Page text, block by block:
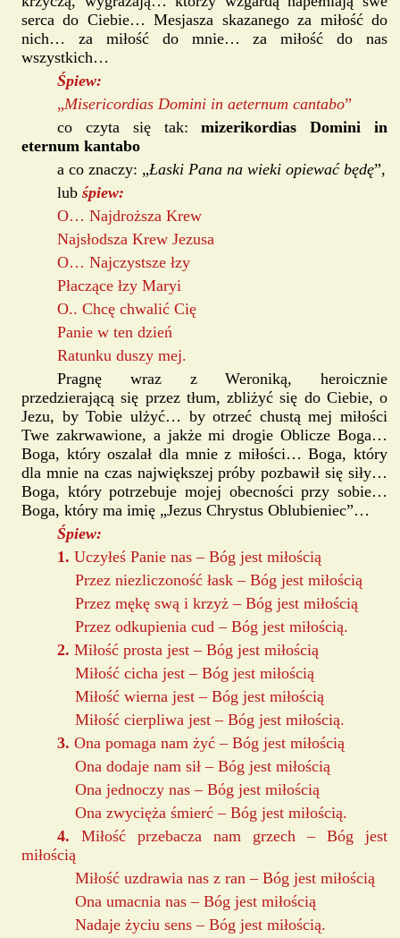
serca do Ciebie… Mesjasza skazanego za miłość do
nich… za miłość do mnie… za miłość do nas
wszystkich…
Śpiew:
„Misericordias Domini in aeternum cantabo”
co czyta się tak:mizerikordias Domini in
eternum kantabo
a co znaczy: „Łaski Pana na wieki opiewać będę”,
lub śpiew:
O… Najdroższa Krew
Najsłodsza Krew Jezusa
O… Najczystsze łzy
Płaczące łzy Maryi
O.. Chcę chwalić Cię
Panie w ten dzień
Ratunku duszy mej.
Pragnę wraz z Weroniką, heroicznie
przedzierającą się przez tłum, zbliżyć się do Ciebie, o
Jezu, by Tobie ulżyć… by otrzeć chustą mej miłości
Twe zakrwawione, a jakże mi drogie Oblicze Boga…
Boga, który oszalał dla mnie z miłości… Boga, który
dla mnie na czas największej próby pozbawił się siły…
Boga, który potrzebuje mojej obecności przy sobie…
Boga, który ma imię „Jezus Chrystus Oblubieniec”…
Śpiew:
1. Uczyłeś Panie nas – Bóg jest miłością
Przez niezliczoność łask – Bóg jest miłością
Przez mękę swą i krzyż – Bóg jest miłością
Przez odkupienia cud – Bóg jest miłością.
2. Miłość prosta jest – Bóg jest miłością
Miłość cicha jest – Bóg jest miłością
Miłość wierna jest – Bóg jest miłością
Miłość cierpliwa jest – Bóg jest miłością.
3. Ona pomaga nam żyć – Bóg jest miłością
Ona dodaje nam sił – Bóg jest miłością
Ona jednoczy nas – Bóg jest miłością
Ona zwycięża śmierć – Bóg jest miłością.
4. Miłość przebacza nam grzech – Bóg jest
miłością
Miłość uzdrawia nas z ran – Bóg jest miłością
Ona umacnia nas – Bóg jest miłością
Nadaje życiu sens – Bóg jest miłością.